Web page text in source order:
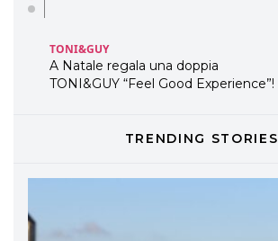
TONI&GUY
A Natale regala una doppia
TONI&GUY “Feel Good Experience”!
LABEL.M lancia la sua innovativa ed
professionali
Davines presenta cofanetti beauty
TRENDING STORIES